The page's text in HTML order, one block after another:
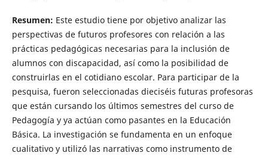
Resumen: Este estudio tiene por objetivo analizar las
perspectivas de futuros profesores con relación a las
prácticas pedagógicas necesarias para la inclusión de
alumnos con discapacidad, así como la posibilidad de
construirlas en el cotidiano escolar. Para participar de la
pesquisa, fueron seleccionadas dieciséis futuras profesoras
que están cursando los últimos semestres del curso de
Pedagogía y ya actúan como pasantes en la Educación
Básica. La investigación se fundamenta en un enfoque
cualitativo y utilizó las narrativas como instrumento de